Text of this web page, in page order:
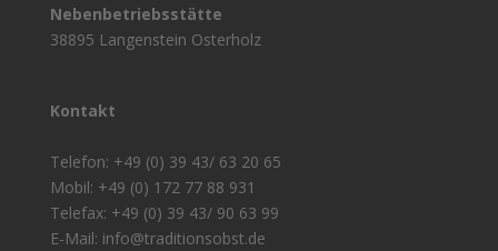
Nebenbetriebsstätte
38895 Langenstein Osterholz
Kontakt
Telefon: +49 (0) 39 43/ 63 20 65
Mobil: +49 (0) 172 77 88 931
Telefax: +49 (0) 39 43/ 90 63 99
E-Mail: info@traditionsobst.de